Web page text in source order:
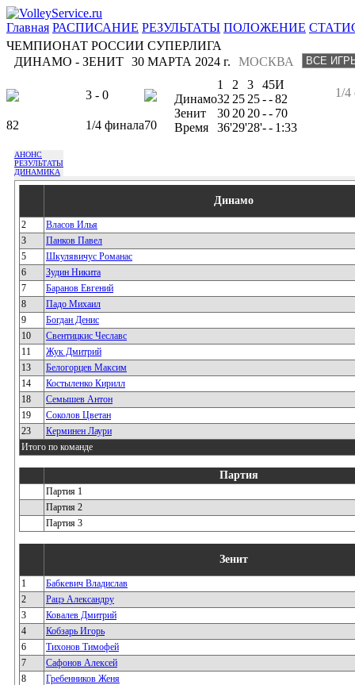
Главная РАСПИСАНИЕ РЕЗУЛЬТАТЫ ПОЛОЖЕНИЕ
ЧЕМПИОНАТ РОССИИ СУПЕРЛИГА
ДИНАМО - ЗЕНИТ
МОСКВА
30 МАРТА 2024 г.
3 - 0
82 1/4 финала70
1/4
1 2 3 45И
Динамо32 25 25--82
Зенит
30 20 20-- 70
Время
36'29'28'-- 1:33
АНОНС
РЕЗУЛЬТАТЫ
ДИНАМИКА
Динамо
2
Власов Илья
3
Панков Павел
5
Шкулявичус Романас
6
Зудин Никита
7
Баранов Евгений
8
Падо Михаил
9
Богдан Денис
10
Свентицкис Чеславс
11
Жук Дмитрий
13
Белогорцев Максим
14
Костыленко Кирилл
18
Семышев Антон
19
Соколов Цветан
23
Керминен Лаури
Итого по команде
Партия
Партия 1
Партия 2
Партия 3
Зенит
1
Бабкевич Владислав
2
Рацэ Александру
3
Ковалев Дмитрий
4
Кобзарь Игорь
6
Тихонов Тимофей
7
Сафонов Алексей
8
Гребенников Женя